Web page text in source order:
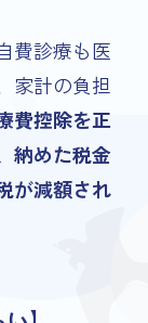
費診療も医
家計の負担
費控除を正
納めた税金
が減額され